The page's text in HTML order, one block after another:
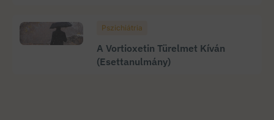
Pszichiátria
A Vortioxetin Türelmet Kíván
(esettanulmány)